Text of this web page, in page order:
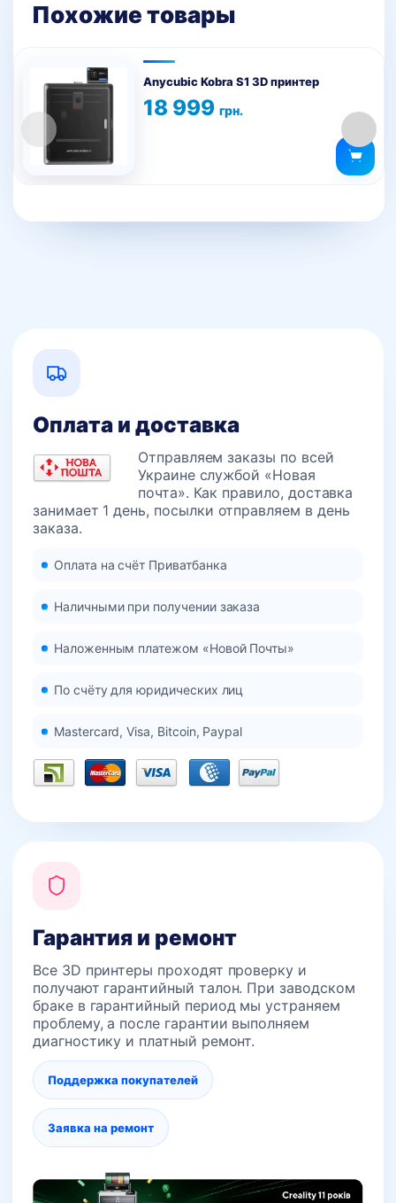
Похожие товары
Anycubic Kobra S1 3D принтер
18 999 грн.
Оплата и доставка
Отправляем заказы по всей
Украине службой «Новая
почта». Как правило, доставка
занимает 1 день, посылки отправляем в день
заказа.
Оплата на счёт Приватбанка
Наличными при получении заказа
Наложенным платежом «Новой Почты»
По счёту для юридических лиц
Mastercard, Visa, Bitcoin, Paypal
Гарантия и ремонт
Все 3D принтеры проходят проверку и
получают гарантийный талон. При заводском
браке в гарантийный период мы устраняем
проблему, а после гарантии выполняем
диагностику и платный ремонт.
Поддержка покупателей
Заявка на ремонт